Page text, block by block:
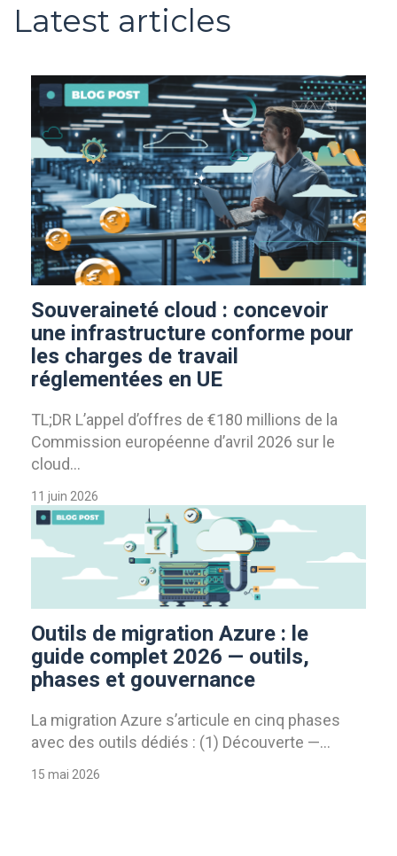
Latest articles
Souveraineté cloud : concevoir
une infrastructure conforme pour
les charges de travail
réglementées en UE
TL;DR L’appel d’offres de €180 millions de la
Commission européenne d’avril 2026 sur le
cloud...
11 juin 2026
Outils de migration Azure : le
guide complet 2026 — outils,
phases et gouvernance
La migration Azure s’articule en cinq phases
avec des outils dédiés : (1) Découverte —...
15 mai 2026